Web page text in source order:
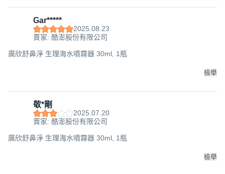
Gar*****
2025.08.23
賣家: 酷澎股份有限公司
廣欣舒鼻淨 生理海水噴霧器 30ml, 1瓶
檢舉
敬*剛
2025.07.20
賣家: 酷澎股份有限公司
廣欣舒鼻淨 生理海水噴霧器 30ml, 1瓶
檢舉